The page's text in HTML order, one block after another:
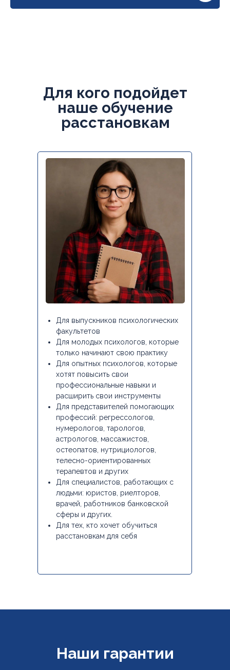
Для кого подойдет
наше обучение
расстановкам
Для выпускников психологических
факультетов
Для молодых психологов, которые
только начинают свою практику
Для опытных психологов, которые
хотят повысить свои
профессиональные навыки и
расширить свои инструменты
Для представителей помогающих
профессий: регрессологов,
нумерологов, тарологов,
астрологов, массажистов,
остеопатов, нутрициологов,
телесно-ориентированных
терапевтов и других
Для специалистов, работающих с
людьми: юристов, риелторов,
врачей, работников банковской
сферы и других.
Для тех, кто хочет обучиться
расстановкам для себя
Наши гарантии